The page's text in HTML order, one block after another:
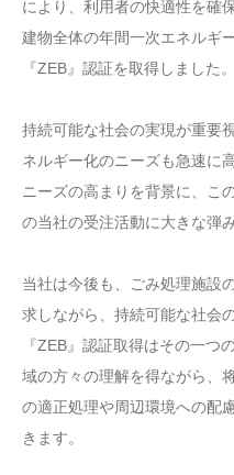
により、利用者の快適性を確
建物全体の年間一次エネルギ
『ZEB』認証を取得しました。
持続可能な社会の実現が重要
ネルギー化のニーズも急速に
ニーズの高まりを背景に、こ
の当社の受注活動に大きな弾
当社は今後も、ごみ処理施設
求しながら、持続可能な社会
『ZEB』認証取得はその一つ
域の方々の理解を得ながら、
の適正処理や周辺環境への配
きます。